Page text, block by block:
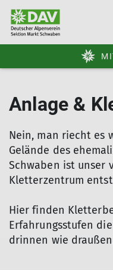
Anlage &
Nein, man riecht es
Gelände des
Schwaben ist unser
Kletterzentrum
Hier finden
Erfahrungsstufen
drinnen wie